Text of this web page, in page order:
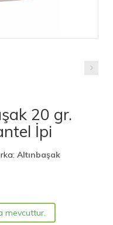
20 gr.
İpi
Altınbaşak
mevcuttur.